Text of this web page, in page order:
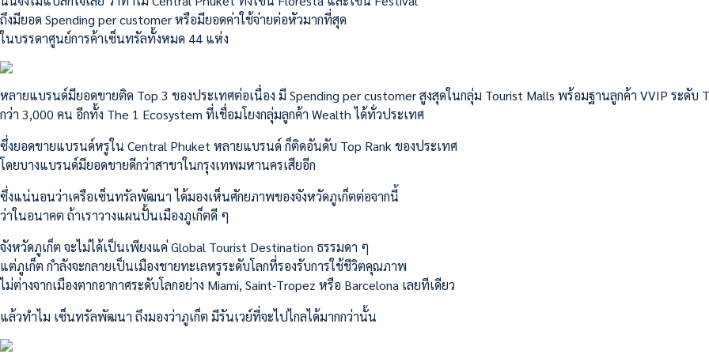
ถึงมียอด Spending per customer หรือมียอดค่าใช้จ่ายต่อหัวมากที่สุด
ในบรรดาศูนย์การค้าเซ็นทรัลทั้งหมด 44 แห่ง
หลายแบรนด์มียอดขายติด Top 3 ของประเทศต่อเนื่อง มี Spending per customer สูงสุดในกลุ่ม Tourist Malls พร้อมฐานลูกค้า VVIP ระดับ
กว่า 3,000 คน อีกทั้ง The 1 Ecosystem ที่เชื่อมโยงกลุ่มลูกค้า Wealth ได้ทั่วประเทศ
ซึ่งยอดขายแบรนด์หรูใน Central Phuket หลายแบรนด์ ก็ติดอันดับ Top Rank ของประเทศ
โดยบางแบรนด์มียอดขายดีกว่าสาขาในกรุงเทพมหานครเสียอีก
ซึ่งแน่นอนว่าเครือเซ็นทรัลพัฒนา ได้มองเห็นศักยภาพของจังหวัดภูเก็ตต่อจากนี้
ว่าในอนาคต ถ้าเราวางแผนปั้นเมืองภูเก็ตดี ๆ
จังหวัดภูเก็ต จะไม่ได้เป็นเพียงแค่ Global Tourist Destination ธรรมดา ๆ
แต่ภูเก็ต กำลังจะกลายเป็นเมืองชายทะเลหรูระดับโลกที่รองรับการใช้ชีวิตคุณภาพ
ไม่ต่างจากเมืองตากอากาศระดับโลกอย่าง Miami, Saint-Tropez หรือ Barcelona เลยทีเดียว
แล้วทำไม เซ็นทรัลพัฒนา ถึงมองว่าภูเก็ต มีรันเวย์ที่จะไปไกลได้มากกว่านั้น